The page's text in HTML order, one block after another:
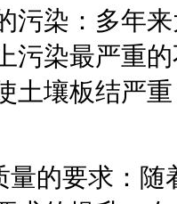
染：多年
污染最严重
土壤板结严
的要求：随